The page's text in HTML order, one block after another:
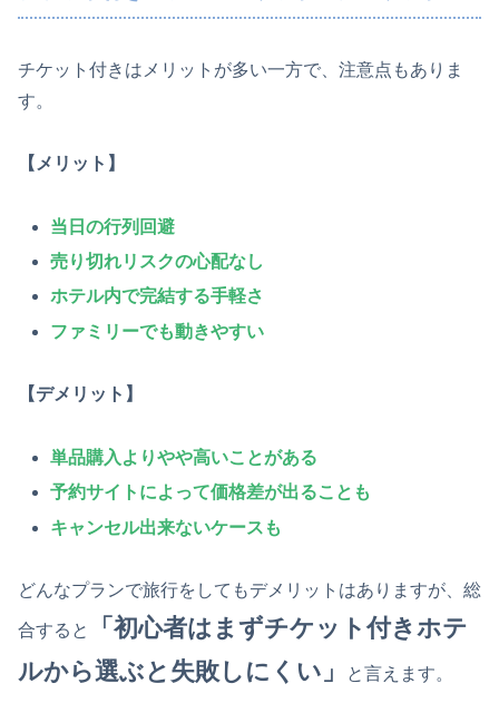
チケット付きはメリットが多い一方で、注意点もありま
す。
【メリット】
当日の行列回避
売り切れリスクの心配なし
ホテル内で完結する手軽さ
ファミリーでも動きやすい
【デメリット】
単品購入よりやや高いことがある
予約サイトによって価格差が出ることも
キャンセル出来ないケースも
どんなプランで旅行をしてもデメリットはありますが、総
合すると
「初心者はまずチケット付きホテ
ルから選ぶと失敗しにくい」
と言えます。